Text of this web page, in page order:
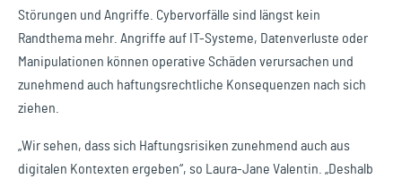
Störungen und Angriffe. Cybervorfälle sind längst kein
Randthema mehr. Angriffe auf IT-Systeme, Datenverluste oder
Manipulationen können operative Schäden verursachen und
zunehmend auch haftungsrechtliche Konsequenzen nach sich
ziehen.
„Wir sehen, dass sich Haftungsrisiken zunehmend auch aus
digitalen Kontexten ergeben“, so Laura-Jane Valentin. „Deshalb